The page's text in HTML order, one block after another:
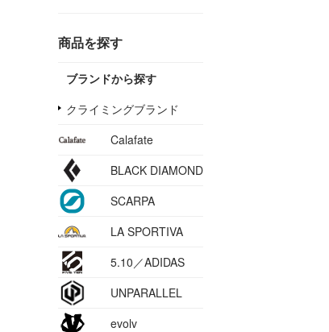
商品を探す
ブランドから探す
クライミングブランド
Calafate
BLACK DIAMOND
SCARPA
LA SPORTIVA
5.10／ADIDAS
UNPARALLEL
evolv